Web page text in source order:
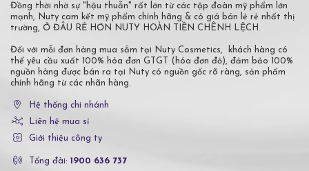
Đồng thời nhờ sự "hậu thuẫn" rất lớn từ các tập đoàn mỹ phẩm lớn
mạnh, Nuty cam kết mỹ phẩm chính hãng & có giá bán lẻ rẻ nhất thị
trường, Ở ĐÂU RẺ HƠN NUTY HOÀN TIỀN CHÊNH LỆCH.
Đối với mỗi đơn hàng mua sắm tại Nuty Cosmetics, khách hàng có
thể yêu cầu xuất 100% hóa đơn GTGT (hóa đơn đỏ), đảm bảo 100%
nguồn hàng được bán ra tại Nuty có nguồn gốc rõ ràng, sản phẩm
chính hãng từ các nhãn hàng.
Hệ thống chi nhánh
Liên hệ mua sỉ
Giới thiệu công ty
Tổng đài: 1900 636 737